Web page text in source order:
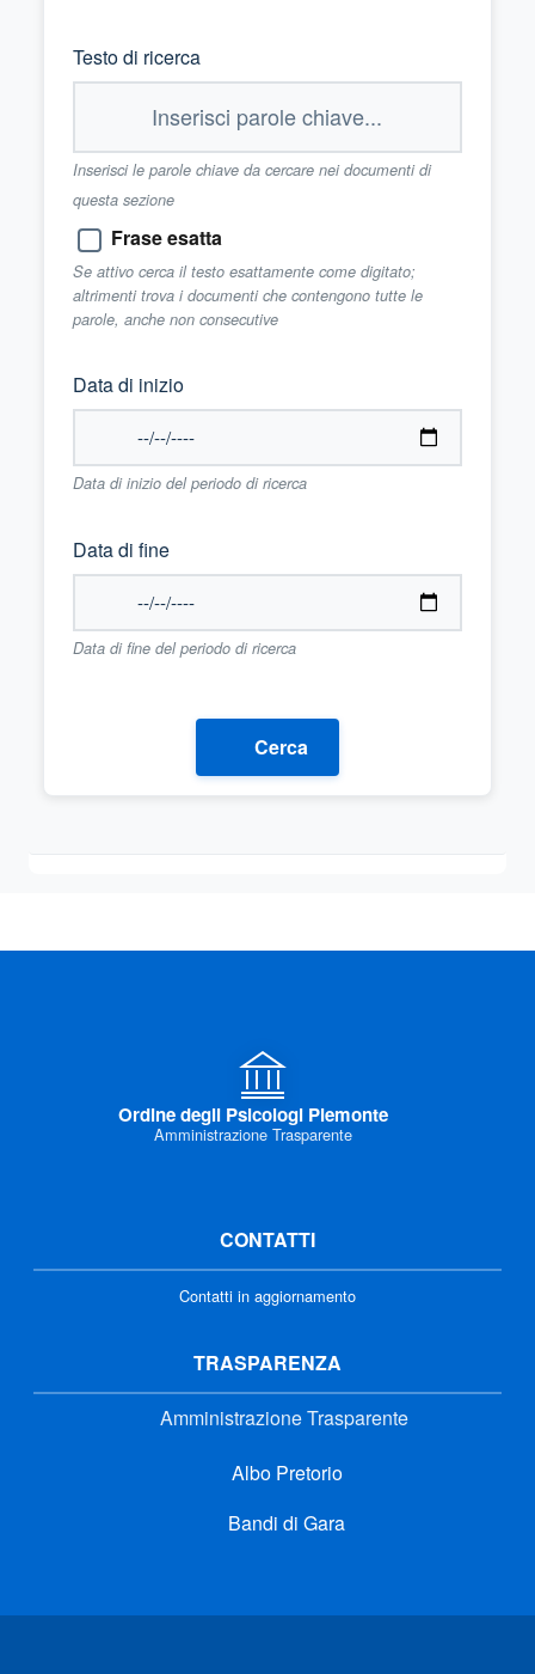
Testo di ricerca
Inserisci le parole chiave da cercare nei documenti di
questa sezione
Frase esatta
Se attivo cerca il testo esattamente come digitato;
altrimenti trova i documenti che contengono tutte le
parole, anche non consecutive
Data di inizio
Data di inizio del periodo di ricerca
Data di fine
Data di fine del periodo di ricerca
Cerca
Ordine degli Psicologi Piemonte
Amministrazione Trasparente
CONTATTI
Contatti in aggiornamento
TRASPARENZA
Amministrazione Trasparente
Albo Pretorio
Bandi di Gara